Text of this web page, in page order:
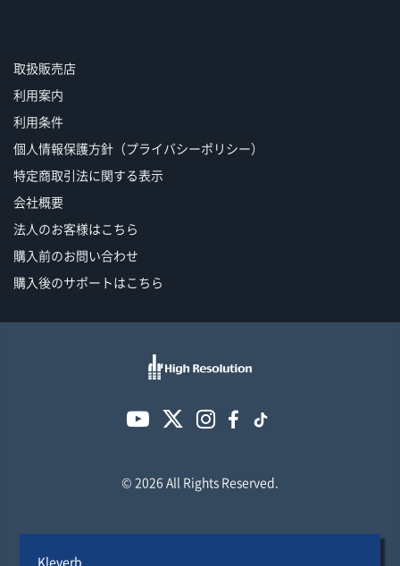
Kleverb
© 2026 All Rights Reserved.
取扱販売店
利用案内
利用条件
個人情報保護方針（プライバシーポリシー）
特定商取引法に関する表示
会社概要
法人のお客様はこちら
購入前のお問い合わせ
購入後のサポートはこちら